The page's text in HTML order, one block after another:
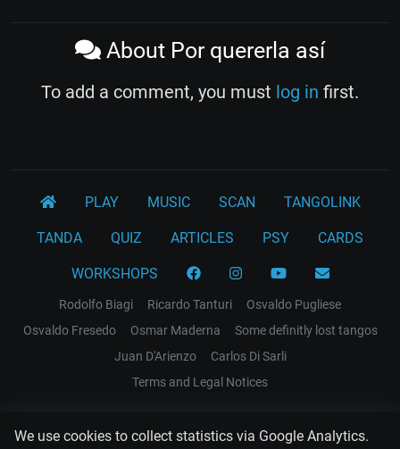
We use cookies to collect statistics via Google Analytics.
About Por quererla así
To add a comment, you must log in first.
PLAY MUSIC SCAN TANGOLINK
TANDA QUIZ ARTICLES PSY CARDS
WORKSHOPS
Rodolfo Biagi Ricardo Tanturi
Osvaldo Pugliese
Osvaldo Fresedo
Osmar Maderna
Some definitly lost tangos
Juan D'Arienzo
Carlos Di Sarli
Terms and Legal Notices
EL RECODO TANGO